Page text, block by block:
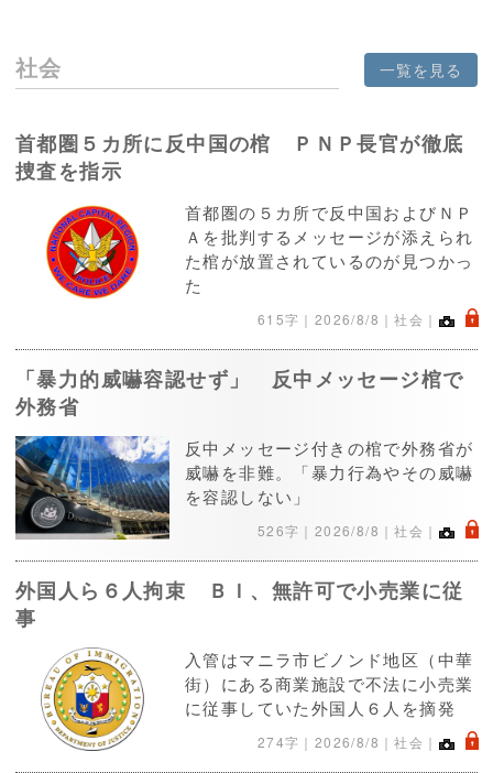
社会 一覧を見る
首都圏５カ所に反中国の棺 ＰＮＰ長官が徹底
捜査を指示
首都圏の５カ所で反中国およびＮＰ
Ａを批判するメッセージが添えられ
た棺が放置されているのが見つかっ
た
615字｜ 2026/8/8 ｜社会｜ .
「暴力的威嚇容認せず」 反中メッセージ棺で
外務省
反中メッセージ付きの棺で外務省が
威嚇を非難。「暴力行為やその威嚇
を容認しない」
526字｜ 2026/8/8 ｜社会｜ .
外国人ら６人拘束 ＢＩ、無許可で小売業に従
事
入管はマニラ市ビノンド地区（中華
街）にある商業施設で不法に小売業
に従事していた外国人６人を摘発
274字｜ 2026/8/8 ｜社会｜ .